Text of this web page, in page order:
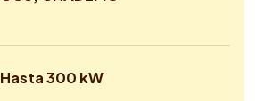
Hasta 300 kW